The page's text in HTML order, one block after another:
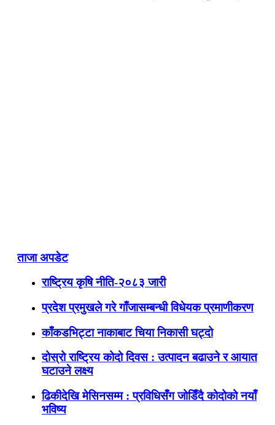
ताजा अपडेट
राष्ट्रिय कृषि नीति-२०८३ जारी
प्रदेश प्रमुखले गरे गाँजासम्बन्धी विधेयक प्रमाणीकरण
काँकडभिट्टा नाकाबाट चिया निकासी घट्दो
दोस्रो राष्ट्रिय कोदो दिवस : उत्पादन बढाउने र आयात
घटाउने लक्ष्य
ढिकीदेखि मेसिनसम्म : प्रविधिसँग जोडिँदै कोदोको नयाँ
भविष्य